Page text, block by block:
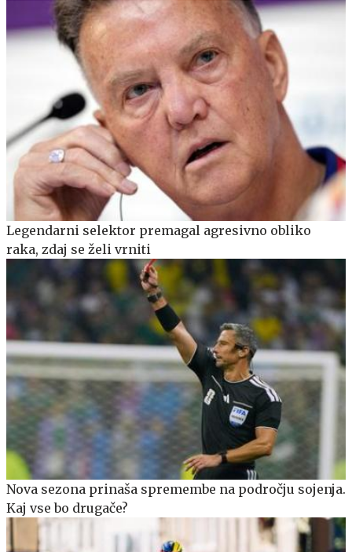
Legendarni selektor premagal agresivno obliko
raka, zdaj se želi vrniti
Nova sezona prinaša spremembe na področju sojenja.
Kaj vse bo drugače?